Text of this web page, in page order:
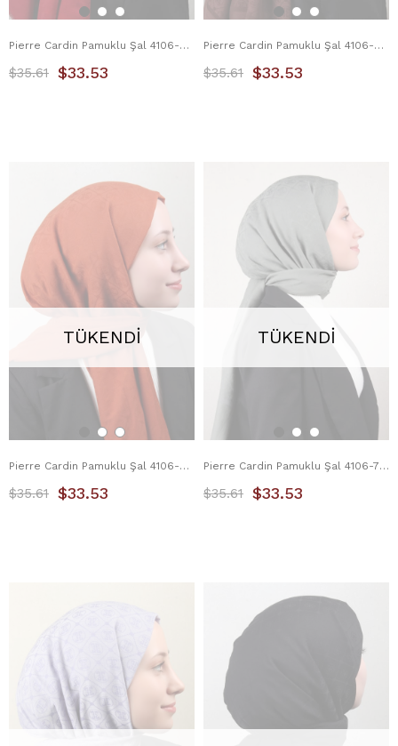
Pierre Cardin Pamuklu Şal 4106-4 Kırımızı
$33.53
$35.61
Pierre Cardin Pamuklu Şal 4106-5 Kahverengi
$33.53
$35.61
TÜKENDI
Pierre Cardin Pamuklu Şal 4106-6 Kiremit
$33.53
$35.61
TÜKENDI
Pierre Cardin Pamuklu Şal 4106-7 Mint Yeşili
$33.53
$35.61